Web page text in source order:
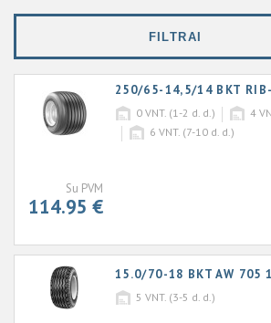
FILTRAI
250/65-14,5/14 BKT
0 VNT. (1-2 d. d.) 4
6 VNT. (7-10 d. d.)
Su PVM
114.95 €
15.0/70-18 BKT AW 705
5 VNT. (3-5 d. d.)